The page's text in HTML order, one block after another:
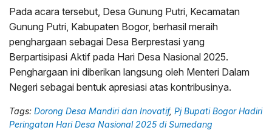
Pada acara tersebut, Desa Gunung Putri, Kecamatan
Gunung Putri, Kabupaten Bogor, berhasil meraih
penghargaan sebagai Desa Berprestasi yang
Berpartisipasi Aktif pada Hari Desa Nasional 2025.
Penghargaan ini diberikan langsung oleh Menteri Dalam
Negeri sebagai bentuk apresiasi atas kontribusinya.
Tags: Dorong Desa Mandiri dan Inovatif, Pj Bupati Bogor Hadiri
Peringatan Hari Desa Nasional 2025 di Sumedang